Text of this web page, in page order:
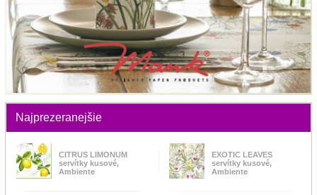
Najprezeranejšie
CITRUS LIMONUM
servítky kusové,
Ambiente
EXOTIC LEAVES
servítky kusové,
Ambiente